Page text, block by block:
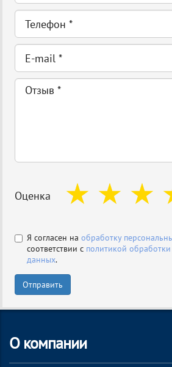
Оценка
Я согласен на обработку
соответствии с политикой
данных.
Отправить
О компании